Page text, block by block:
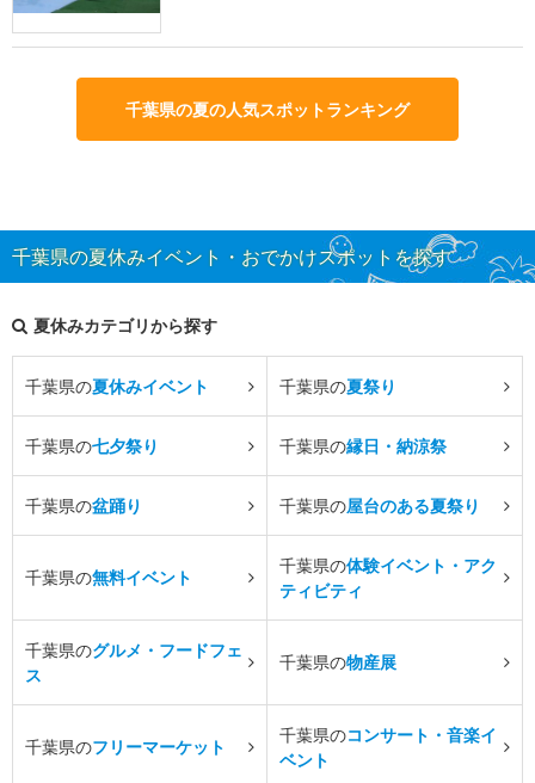
千葉県の夏の人気スポットランキング
千葉県の夏休みイベント・おでかけスポットを探す
夏休みカテゴリから探す
千葉県の夏休みイベント 千葉県の夏祭り
千葉県の七夕祭り 千葉県の縁日・納涼祭
千葉県の盆踊り 千葉県の屋台のある夏祭り
千葉県の無料イベント
千葉県の体験イベント・アク
ティビティ
千葉県のグルメ・フードフェ
ス
千葉県の物産展
千葉県のフリーマーケット
千葉県のコンサート・音楽イ
ベント